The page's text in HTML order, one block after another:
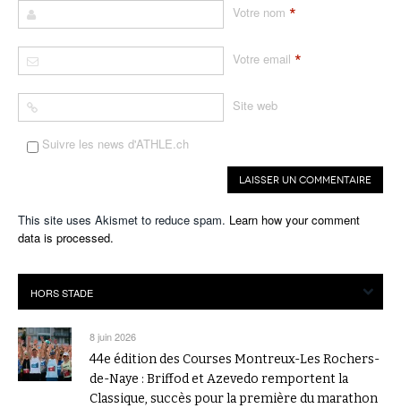
Votre nom *
Votre email *
Site web
Suivre les news d'ATHLE.ch
This site uses Akismet to reduce spam. Learn how your comment
data is processed.
8 juin 2026
44e édition des Courses Montreux-Les Rochers-
de-Naye : Briffod et Azevedo remportent la
Classique, succès pour la première du marathon